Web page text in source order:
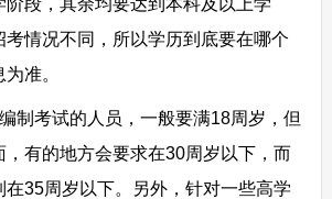
阶段，其余均要达到本科及以上学
考情况不同，所以学历到底要在哪个
准。
考试的人员，一般要满18周岁，但
，有的地方会要求在30周岁以下，而
在35周岁以下。另外，针对一些高学